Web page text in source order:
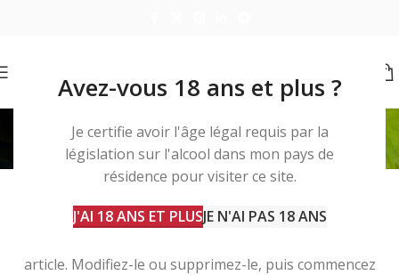
Avez-vous 18 ans et plus ?
Je certifie avoir l'âge légal requis par la
législation sur l'alcool dans mon pays de
résidence pour visiter ce site.
J'AI 18 ANS ET PLUSJE N'AI PAS 18 ANS
Posts byxtofmau
Home Articles Posted by xtofmau
NON CLASSÉ
Bonjour tout le monde !
xtofmau 1
article. Modifiez-le ou supprimez-le, puis commencez